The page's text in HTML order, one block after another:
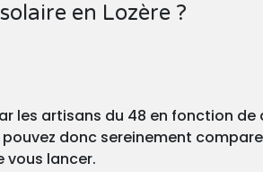
en Lozère ?
les artisans du 48 en fonction
donc sereinement
vous lancer.